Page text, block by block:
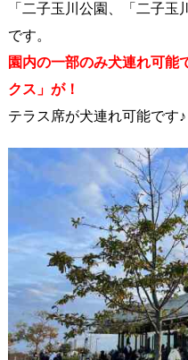
「二子玉川公園、「二子
です。
園内の一部のみ犬連れ可能
クス」が！
テラス席が犬連れ可能です♪